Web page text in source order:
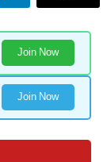
Join Now
Join Now